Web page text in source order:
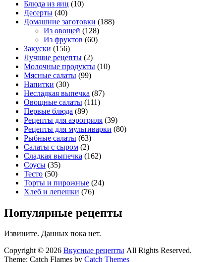
Блюда из яиц (10)
Десерты (40)
Домашние заготовки (188)
Из овощей (128)
Из фруктов (60)
Закуски (156)
Лучшие рецепты (2)
Молочные продукты (10)
Мясные салаты (99)
Напитки (30)
Несладкая выпечка (87)
Овощные салаты (111)
Первые блюда (89)
Рецепты для аэрогриля (39)
Рецепты для мультиварки (80)
Рыбные салаты (63)
Салаты с сыром (2)
Сладкая выпечка (162)
Соусы (35)
Тесто (50)
Торты и пирожные (24)
Хлеб и лепешки (76)
Популярные рецепты
Извините. Данных пока нет.
Copyright © 2026 Вкусные рецепты All Rights Reserved.
Theme: Catch Flames by Catch Themes